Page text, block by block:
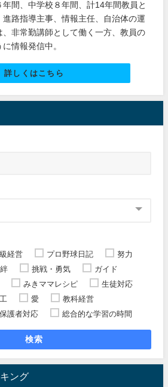
年間、中学校８年間、計14年間教員と
進路指導主事、情報主任、自治体の運
非常勤講師として働く一方、教員の
情報発信中。
詳しくはこちら
経営 プロ野球日記
努力
絆 挑戦・勇気
ガイド
みきママレシピ
生徒対応
愛
教科経営
保護者対応 総合的な学習の時間
検索
ング